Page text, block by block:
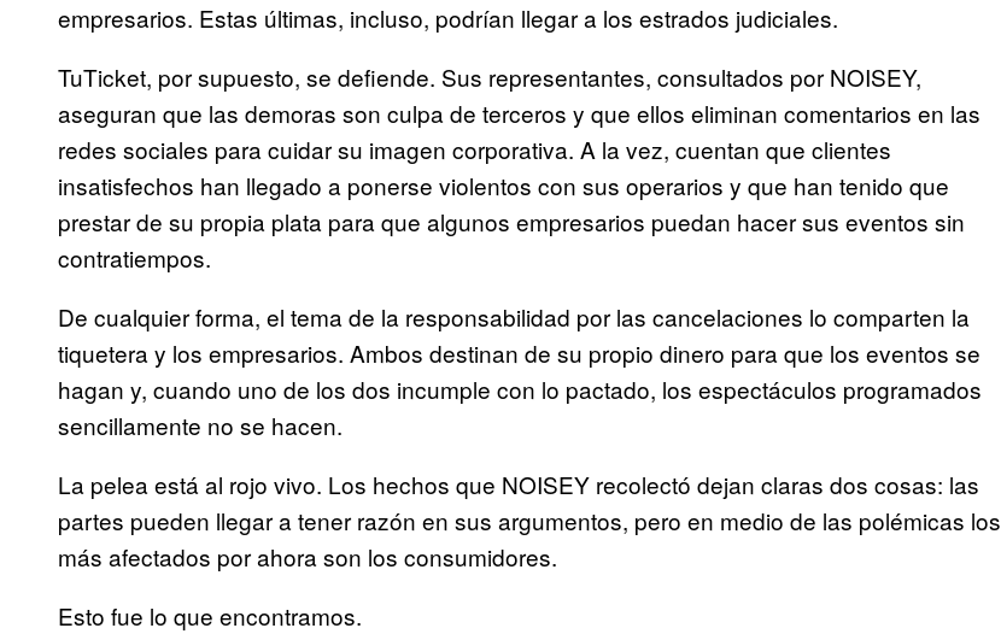
empresarios. Estas últimas, incluso, podrían llegar a los estrados judiciales.
TuTicket, por supuesto, se defiende. Sus representantes, consultados por NOISEY,
aseguran que las demoras son culpa de terceros y que ellos eliminan comentarios en las
redes sociales para cuidar su imagen corporativa. A la vez, cuentan que clientes
insatisfechos han llegado a ponerse violentos con sus operarios y que han tenido que
prestar de su propia plata para que algunos empresarios puedan hacer sus eventos sin
contratiempos.
De cualquier forma, el tema de la responsabilidad por las cancelaciones lo comparten la
tiquetera y los empresarios. Ambos destinan de su propio dinero para que los eventos se
hagan y, cuando uno de los dos incumple con lo pactado, los espectáculos programados
sencillamente no se hacen.
La pelea está al rojo vivo. Los hechos que NOISEY recolectó dejan claras dos cosas: las
partes pueden llegar a tener razón en sus argumentos, pero en medio de las polémicas los
más afectados por ahora son los consumidores.
Esto fue lo que encontramos.